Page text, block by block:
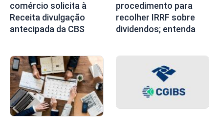
comércio solicita à
Receita divulgação
antecipada da CBS
procedimento para
recolher IRRF sobre
dividendos; entenda